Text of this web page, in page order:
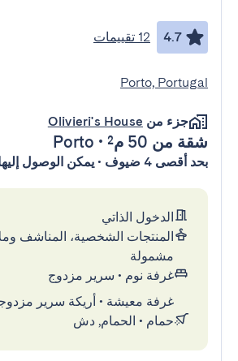
4.7 12 تقييمات
Porto, Portugal
جزء من Olivieri's House
شقة من 50 م² •
Porto
بحد أقصى 4 ضيوف • يمكن الوصول إليها بواسطة المصعد
الدخول الذاتي
المنتجات الشخصية، المناشف
مشمولة
غرفة نوم • سرير مزدوج
غرفة معيشة • أريكة سرير
حمام • الحمام, دش